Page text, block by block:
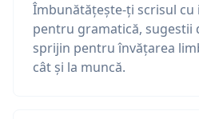
Îmbunătățește-ți scrisul
pentru gramatică, sugestii
sprijin pentru învățarea
cât și la muncă.